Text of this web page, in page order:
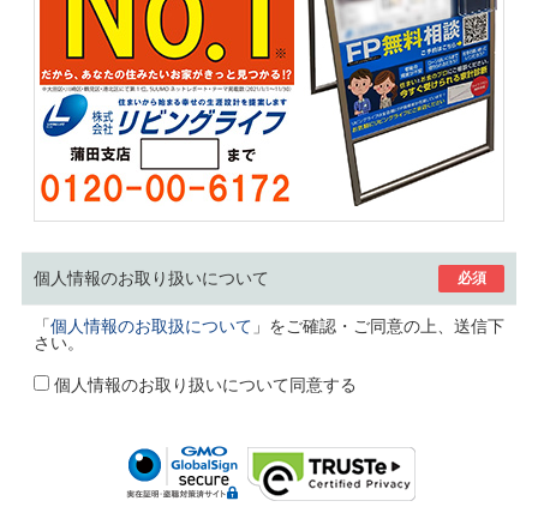
個人情報のお取り扱いについて 必須
「個人情報のお取扱について 」をご確認・ご同意の上、送信下
さい。
個人情報のお取り扱いについて同意する